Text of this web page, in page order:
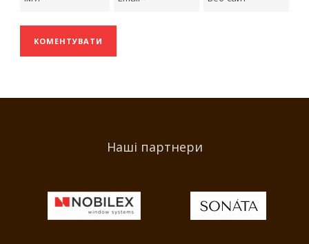
Наші партнери